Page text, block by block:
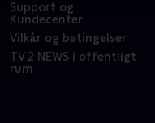
Support og
Kundecenter
Vilkår og betingelser
TV 2 NEWS i offentligt
rum